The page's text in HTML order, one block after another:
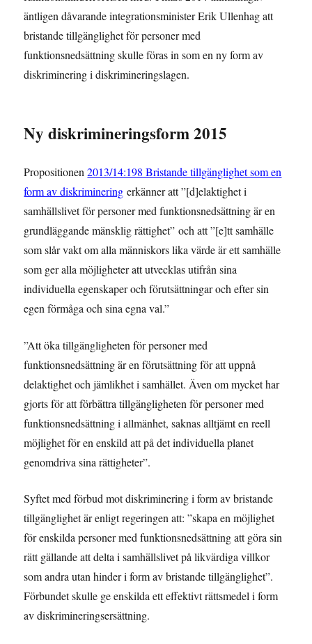
äntligen dåvarande integrationsminister Erik Ullenhag att
bristande tillgänglighet för personer med
funktionsnedsättning skulle föras in som en ny form av
diskriminering i diskrimineringslagen.
Ny diskrimineringsform 2015
Propositionen2013/14:198 Bristande tillgänglighet som en
form av diskriminering erkänner att ”[d]elaktighet i
samhällslivet för personer med funktionsnedsättning är en
grundläggande mänsklig rättighet” och att ”[e]tt samhälle
som slår vakt om alla människors lika värde är ett samhälle
som ger alla möjligheter att utvecklas utifrån sina
individuella egenskaper och förutsättningar och efter sin
egen förmåga och sina egna val.”
”Att öka tillgängligheten för personer med
funktionsnedsättning är en förutsättning för att uppnå
delaktighet och jämlikhet i samhället. Även om mycket har
gjorts för att förbättra tillgängligheten för personer med
funktionsnedsättning i allmänhet, saknas alltjämt en reell
möjlighet för en enskild att på det individuella planet
genomdriva sina rättigheter”.
Syftet med förbud mot diskriminering i form av bristande
tillgänglighet är enligt regeringen att: ”skapa en möjlighet
för enskilda personer med funktionsnedsättning att göra sin
rätt gällande att delta i samhällslivet på likvärdiga villkor
som andra utan hinder i form av bristande tillgänglighet”.
Förbundet skulle ge enskilda ett effektivt rättsmedel i form
av diskrimineringsersättning.